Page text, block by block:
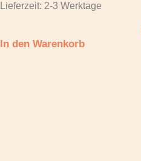
Lieferzeit: 2-3 Werktage
In den Warenkorb